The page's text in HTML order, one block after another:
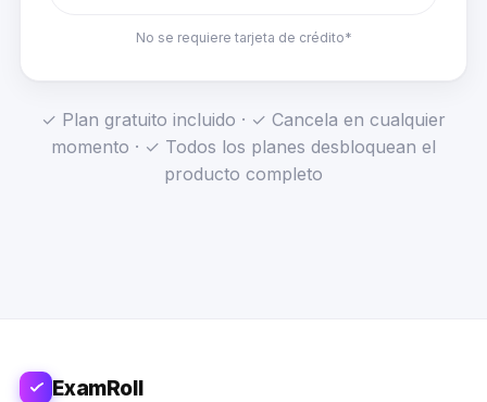
No se requiere tarjeta de crédito*
✓ Plan gratuito incluido · ✓ Cancela en cualquier
momento · ✓ Todos los planes desbloquean el
producto completo
ExamRoll